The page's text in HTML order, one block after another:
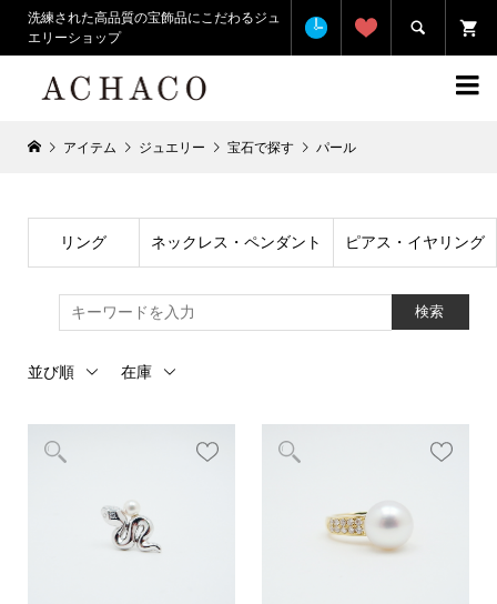
洗練された高品質の宝飾品にこだわるジュ
エリーショップ


アイテム ジュエリー 宝石で探す パール
リング ネックレス・ペンダント ピアス・イヤリング
検索
並び順 在庫